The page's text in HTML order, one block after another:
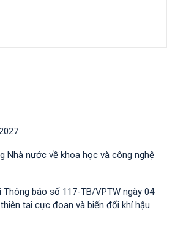
Nhà nước về khoa học và công nghệ
báo số 117-TB/VPTW ngày 04
tai cực đoan và biến đổi khí hậu